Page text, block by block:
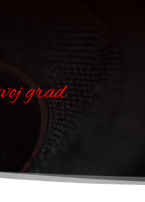
grad